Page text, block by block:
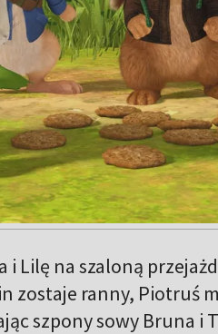
Lilę na szaloną
zostaje ranny, Piotruś
szpony sowy Bruna i